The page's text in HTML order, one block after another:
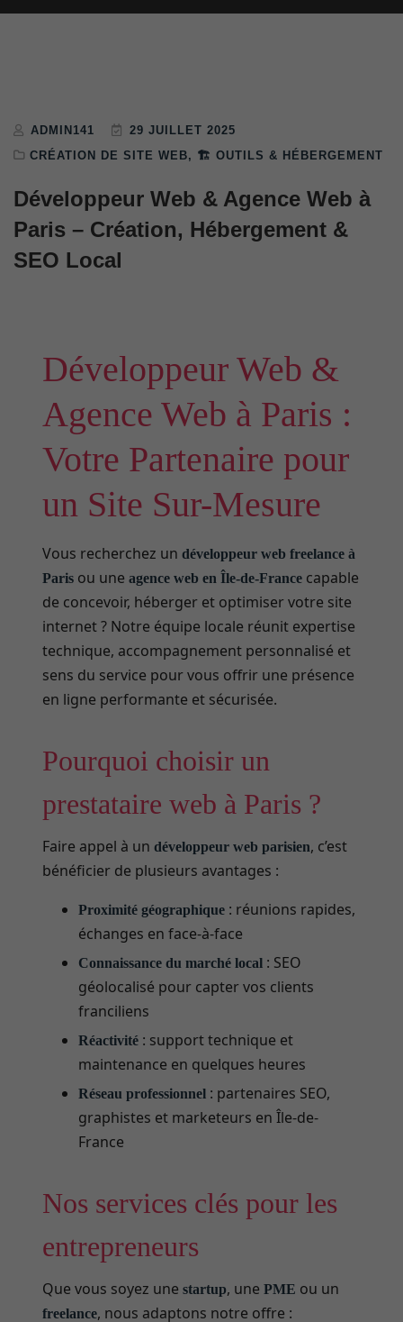
ADMIN141
29 JUILLET 2025
CRÉATION DE SITE WEB, 🏗 OUTILS & HÉBERGEMENT
Développeur Web & Agence Web à
Paris – Création, Hébergement &
SEO Local
Développeur Web &
Agence Web à Paris :
Votre Partenaire pour
un Site Sur-Mesure
Vous recherchez un développeur web freelance à
Paris ou une agence web en Île-de-France capable
de concevoir, héberger et optimiser votre site
internet ? Notre équipe locale réunit expertise
technique, accompagnement personnalisé et
sens du service pour vous offrir une présence
en ligne performante et sécurisée.
Pourquoi choisir un
prestataire web à Paris ?
Faire appel à un développeur web parisien, c’est
bénéficier de plusieurs avantages :
Proximité géographique : réunions rapides,
échanges en face-à-face
Connaissance du marché local : SEO
géolocalisé pour capter vos clients
franciliens
Réactivité : support technique et
maintenance en quelques heures
Réseau professionnel : partenaires SEO,
graphistes et marketeurs en Île-de-
France
Nos services clés pour les
entrepreneurs
Que vous soyez une startup, une PME ou un
freelance, nous adaptons notre offre :